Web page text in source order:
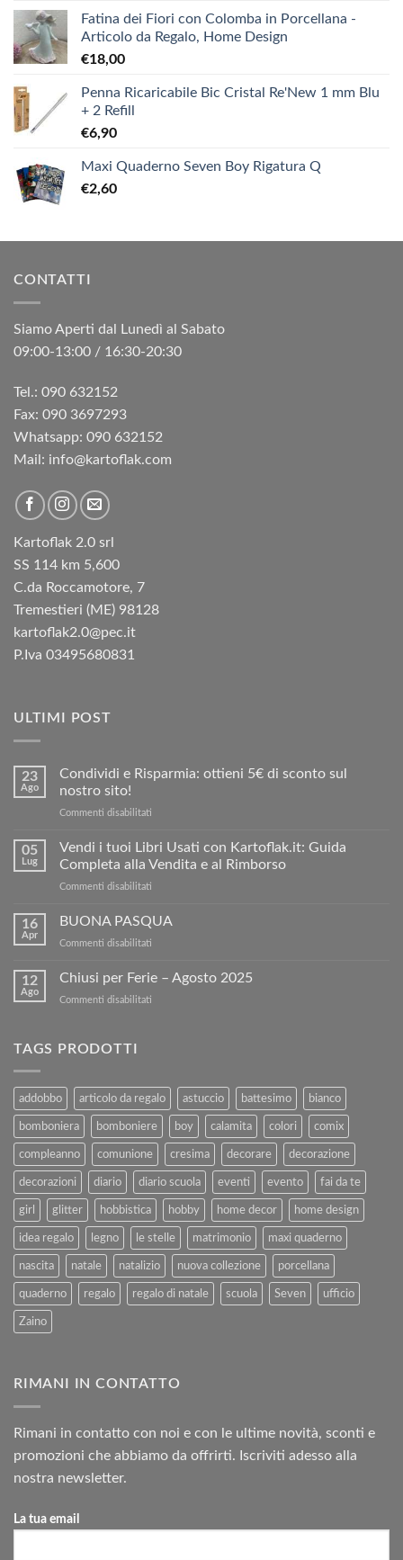
Fatina dei Fiori con Colomba in Porcellana -
Articolo da Regalo, Home Design
€18,00
Penna Ricaricabile Bic Cristal Re'New 1 mm Blu
+ 2 Refill
€6,90
Maxi Quaderno Seven Boy Rigatura Q
€2,60
CONTATTI
Siamo Aperti dal Lunedì al Sabato
09:00-13:00 / 16:30-20:30
Tel.: 090 632152
Fax: 090 3697293‬
Whatsapp: 090 632152
Mail: info@kartoflak.com
Kartoflak 2.0 srl
SS 114 km 5,600
C.da Roccamotore, 7
Tremestieri (ME) 98128
kartoflak2.0@pec.it
P.Iva 03495680831
ULTIMI POST
23
Ago
Condividi e Risparmia: ottieni 5€ di sconto sul
nostro sito!
Commenti disabilitati
Risparmia:
sconto
05
Lug
Vendi i tuoi Libri Usati con Kartoflak.it: Guida
Completa alla Vendita e al Rimborso
Commenti disabilitati
i
tuoi
con
Rimborso
16
Apr
BUONA PASQUA
Commenti disabilitati
PASQUA
12
Ago
Chiusi per Ferie – Agosto 2025
Commenti disabilitati
2025
TAGS PRODOTTI
addobbo articolo da regalo astuccio battesimo bianco
bomboniera bomboniere boy calamita colori comix
compleanno comunione cresima decorare decorazione
decorazioni diario diario scuola eventi evento fai da te
girl glitter hobbistica hobby home decor home design
idea regalo legno le stelle matrimonio maxi quaderno
nascita natale natalizio nuova collezione porcellana
quaderno regalo regalo di natale scuola Seven ufficio
Zaino
RIMANI IN CONTATTO
Rimani in contatto con noi e con le ultime novità, sconti e
promozioni che abbiamo da offrirti. Iscriviti adesso alla
nostra newsletter.
La tua email